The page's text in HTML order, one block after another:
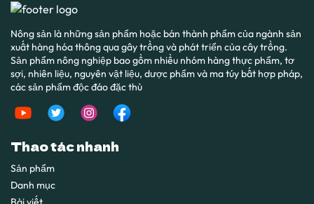
Nông sản là những sản phẩm hoặc bán thành phẩm của ngành sản
xuất hàng hóa thông qua gây trồng và phát triển của cây trồng.
Sản phẩm nông nghiệp bao gồm nhiều nhóm hàng thực phẩm, tơ
sợi, nhiên liệu, nguyên vật liệu, dược phẩm và ma túy bất hợp pháp,
các sản phẩm độc đáo đặc thù
Thao tác nhanh
Sản phẩm
Danh mục